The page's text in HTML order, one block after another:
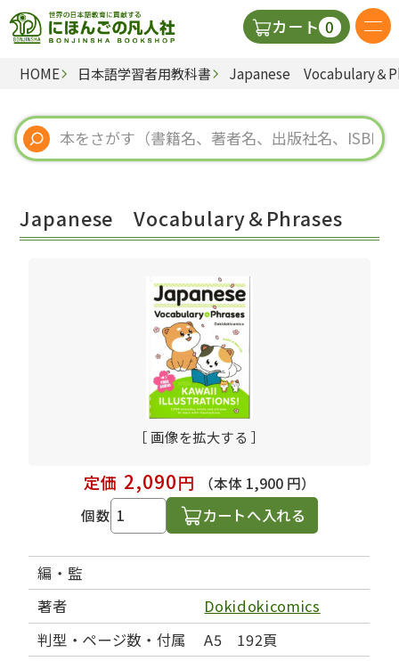
カート 0
日本語の教科書
視聴覚・補助教材
教師用参考書
HOME 日本語学習者用教科書 Japanese Vocabulary＆
Japanese Vocabulary＆Phrases
［ 画像を拡大する ］
定価 2,090円
（本体 1,900 円）
個数
カートへ入れる
編・監
著者
Dokidokicomics
判型・ページ数・付属
A5 192頁